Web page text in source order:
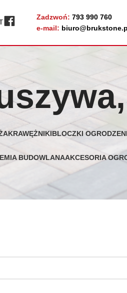
Zadzwoń: 793 990 760
e-mail:
KRAWĘŻNIKIBLOCZKI
BUDOWLANAAKCESORIA